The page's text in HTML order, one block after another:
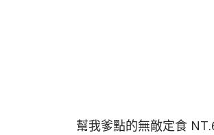
幫我爹點的無敵定食